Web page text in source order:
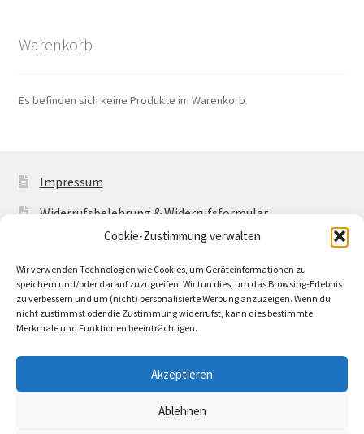
Cookie-Zustimmung verwalten
Wir verwenden Technologien wie Cookies, um Geräteinformationen zu
speichern und/oder darauf zuzugreifen. Wir tun dies, um das Browsing-Erlebnis
zu verbessern und um (nicht) personalisierte Werbung anzuzeigen. Wenn du
nicht zustimmst oder die Zustimmung widerrufst, kann dies bestimmte
Merkmale und Funktionen beeinträchtigen.
Akzeptieren
Ablehnen
Warenkorb
Es befinden sich keine Produkte im Warenkorb.
Impressum
Widerrufsbelehrung & Widerrufsformular
Allgemeine Geschäftsbedingungen mit
Cookie-Richtlinie (EU)
© Buntwerkstatt Shop 2026
Erstellt mit WooCommerce